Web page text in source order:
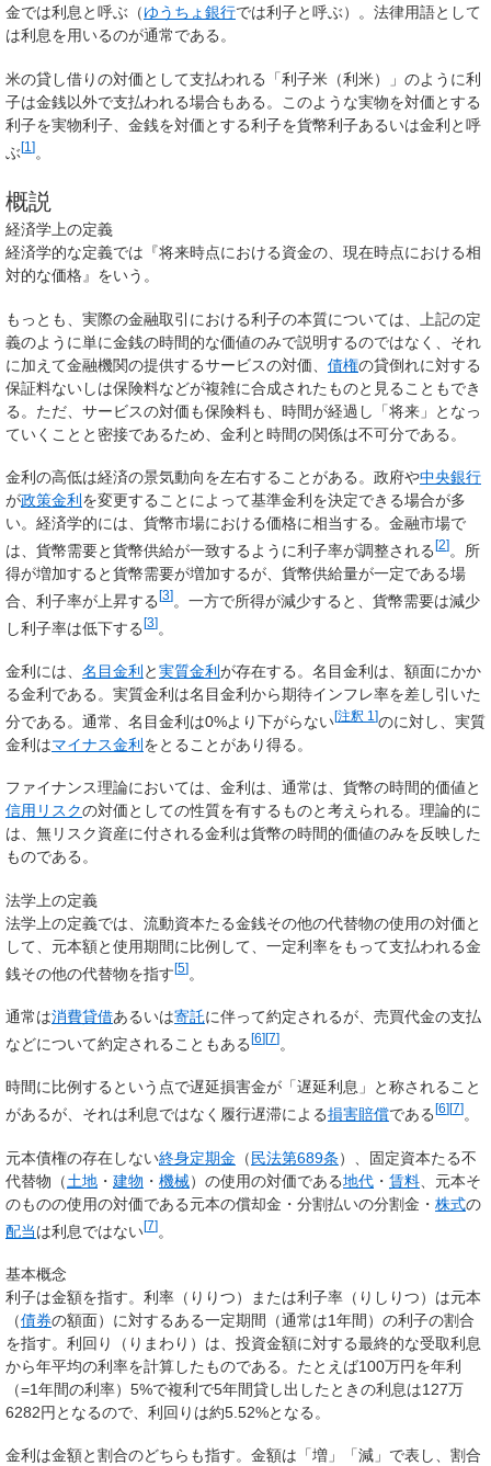
金では利息と呼ぶ（ゆうちょ銀行では利子と呼ぶ）。法律用語として
は利息を用いるのが通常である。
米の貸し借りの対価として支払われる「利子米（利米）」のように利
子は金銭以外で支払われる場合もある。このような実物を対価とする
利子を実物利子 、金銭を対価とする利子を貨幣利子あるいは金利 と呼
ぶ[1 ]。
概説
経済学上の定義
経済学的な定義では『将来時点における資金の、現在時点における相
対的な価格』をいう。
もっとも、実際の金融取引における利子の本質については、上記の定
義のように単に金銭の時間的な価値のみで説明するのではなく、それ
に加えて金融機関の提供するサービスの対価、 債権の貸倒れに対する
保証料ないしは保険料などが複雑に合成されたものと見ることもでき
る。ただ、サービスの対価も保険料も、時間が経過し「将来」となっ
ていくことと密接であるため、金利と時間の関係は不可分である。
金利の高低は経済の景気動向を左右することがある。政府や中央銀行
が政策金利 を変更することによって基準金利を決定できる場合が多
い。経済学的には、貨幣市場における価格に相当する。金融市場で
は、貨幣需要と貨幣供給が一致するように利子率が調整される [2] 。所
得が増加すると貨幣需要が増加するが、貨幣供給量が一定である場
合、利子率が上昇する[3]。一方で所得が減少すると、貨幣需要は減少
し利子率は低下する[3]。
金利には、 名目金利 と実質金利 が存在する。名目金利は、額面にかか
る金利である。実質金利は名目金利から期待インフレ率を差し引いた
分である。通常、名目金利は0%より下がらない[注釈 1 ]のに対し、実質
金利はマイナス金利をとることがあり得る。
ファイナンス理論においては、金利は、通常は、貨幣の時間的価値と
信用リスクの対価としての性質を有するものと考えられる。理論的に
は、無リスク資産に付される金利は貨幣の時間的価値のみを反映した
ものである。
法学上の定義
法学上の定義では、流動資本たる金銭その他の代替物の使用の対価と
して、元本額と使用期間に比例して、一定利率をもって支払われる金
銭その他の代替物を指す[5]。
通常は消費貸借あるいは寄託に伴って約定されるが、売買代金の支払
などについて約定されることもある[6][7]。
時間に比例するという点で遅延損害金が「遅延利息」と称されること
があるが、それは利息ではなく履行遅滞による損害賠償である [6][7] 。
元本債権の存在しない終身定期金 （民法第689条）、固定資本たる不
代替物（土地 ・ 建物 ・ 機械）の使用の対価である地代 ・ 賃料 、元本そ
のものの使用の対価である元本の償却金・分割払いの分割金・ 株式の
配当は利息ではない[7]。
基本概念
利子は金額を指す。 利率 （りりつ）または利子率 （りしりつ）は元本
（債券の額面）に対するある一定期間（通常は1年間）の利子の割合
を指す。 利回り
（りまわり）は、投資金額に対する最終的な受取利息
から年平均の利率を計算したものである。たとえば100万円を年利
（=1年間の利率）5%で複利で5年間貸し出したときの利息は127万
6282円となるので、利回りは約5.52%となる。
金利 は金額と割合のどちらも指す。金額は「増」「減」で表し、割合